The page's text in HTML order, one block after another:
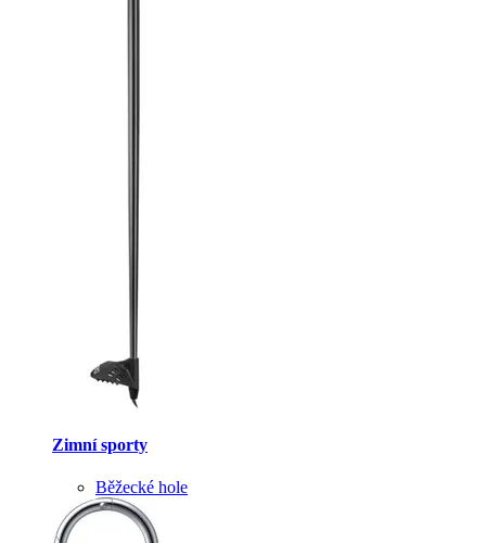
Zimní sporty
Běžecké hole